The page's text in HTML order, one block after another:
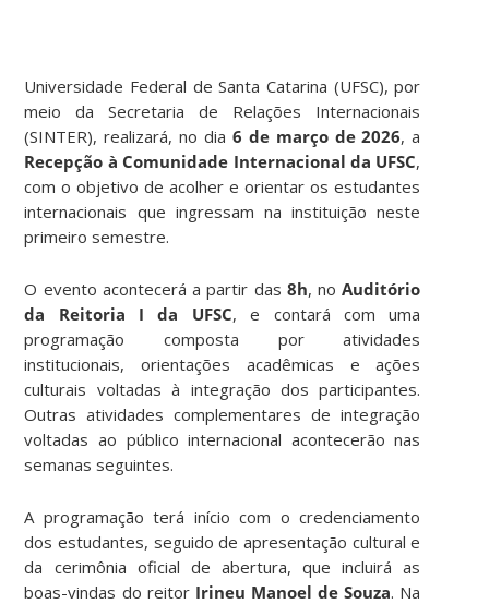
Universidade Federal de Santa Catarina (UFSC), por
meio da Secretaria de Relações Internacionais
(SINTER), realizará, no dia 6 de março de 2026, a
Recepção à Comunidade Internacional da UFSC,
com o objetivo de acolher e orientar os estudantes
internacionais que ingressam na instituição neste
primeiro semestre.
O evento acontecerá a partir das 8h, noAuditório
da Reitoria I da UFSC, e contará com uma
programação composta por atividades
institucionais, orientações acadêmicas e ações
culturais voltadas à integração dos participantes.
Outras atividades complementares de integração
voltadas ao público internacional acontecerão nas
semanas seguintes.
A programação terá início com o credenciamento
dos estudantes, seguido de apresentação cultural e
da cerimônia oficial de abertura, que incluirá as
boas-vindas do reitor Irineu Manoel de Souza. Na